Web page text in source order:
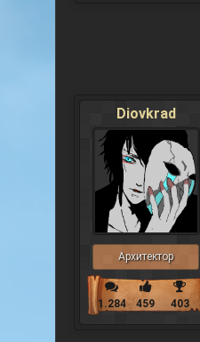
Diovkrad
Архитектор
1.284 459 403